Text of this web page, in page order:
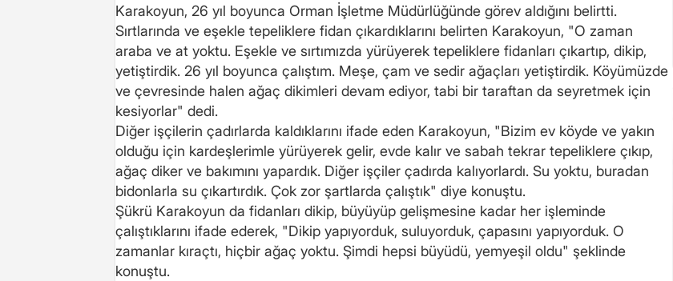
Karakoyun, 26 yıl boyunca Orman İşletme Müdürlüğünde görev aldığını belirtti.
Sırtlarında ve eşekle tepeliklere fidan çıkardıklarını belirten Karakoyun, "O zaman
araba ve at yoktu. Eşekle ve sırtımızda yürüyerek tepeliklere fidanları çıkartıp, dikip,
yetiştirdik. 26 yıl boyunca çalıştım. Meşe, çam ve sedir ağaçları yetiştirdik. Köyümüzde
ve çevresinde halen ağaç dikimleri devam ediyor, tabi bir taraftan da seyretmek için
kesiyorlar" dedi.
Diğer işçilerin çadırlarda kaldıklarını ifade eden Karakoyun, "Bizim ev köyde ve yakın
olduğu için kardeşlerimle yürüyerek gelir, evde kalır ve sabah tekrar tepeliklere çıkıp,
ağaç diker ve bakımını yapardık. Diğer işçiler çadırda kalıyorlardı. Su yoktu, buradan
bidonlarla su çıkartırdık. Çok zor şartlarda çalıştık" diye konuştu.
Şükrü Karakoyun da fidanları dikip, büyüyüp gelişmesine kadar her işleminde
çalıştıklarını ifade ederek, "Dikip yapıyorduk, suluyorduk, çapasını yapıyorduk. O
zamanlar kıraçtı, hiçbir ağaç yoktu. Şimdi hepsi büyüdü, yemyeşil oldu" şeklinde
konuştu.